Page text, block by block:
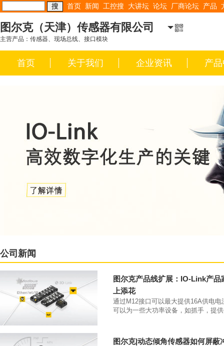
首页 新闻 工控搜 大讲坛 论坛 厂商论坛 产品
图尔克（天津）传感器有限公司
主营产品：传感器、现场总线、接口模块
首页 关于我们 企业资讯 产
公司新闻
图尔克产品线扩展：IO-Link产品
上添花
通过M12接口可以最大提供16A供电电
可以为一些大功率设备，如抓手，提
本体上。
图尔克|动态倾角传感器如何屏蔽